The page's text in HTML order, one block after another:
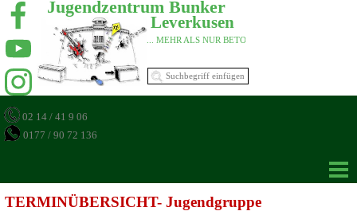
Jugendzentrum Bunker
... MEHR ALS NUR BETON
02 14 / 41 9 06
0177 / 90 72 136
Leverkusen
TERMINÜBERSICHT- Jugendgruppe